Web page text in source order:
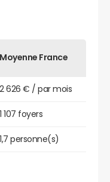
Moyenne France
2 626 € / par mois
1 107 foyers
1,7 personne(s)